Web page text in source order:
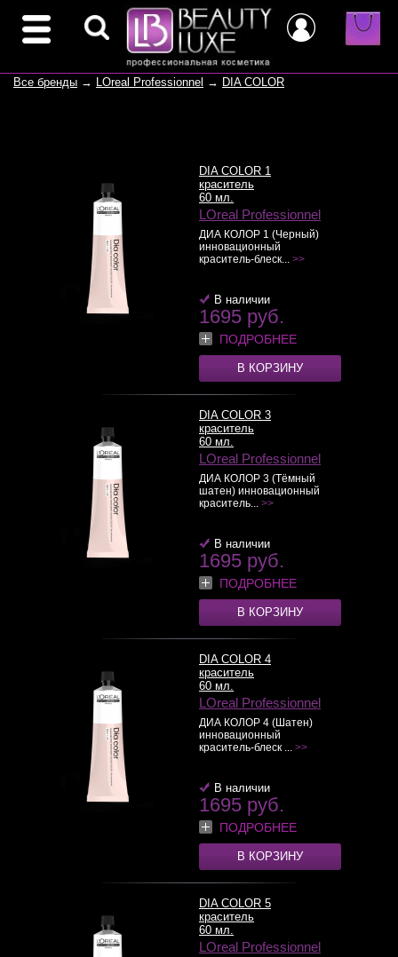
Все бренды → LOreal Professionnel → DIA COLOR
DIA COLOR 1
краситель
60 мл.
LOreal Professionnel
ДИА КОЛОР 1 (Черный)
инновационный
краситель-блеск... >>
В наличии
1695 руб.
ПОДРОБНЕЕ
В КОРЗИНУ
DIA COLOR 3
краситель
60 мл.
LOreal Professionnel
ДИА КОЛОР 3 (Тёмный
шатен) инновационный
краситель... >>
В наличии
1695 руб.
ПОДРОБНЕЕ
В КОРЗИНУ
DIA COLOR 4
краситель
60 мл.
LOreal Professionnel
ДИА КОЛОР 4 (Шатен)
инновационный
краситель-блеск ... >>
В наличии
1695 руб.
ПОДРОБНЕЕ
В КОРЗИНУ
DIA COLOR 5
краситель
60 мл.
LOreal Professionnel